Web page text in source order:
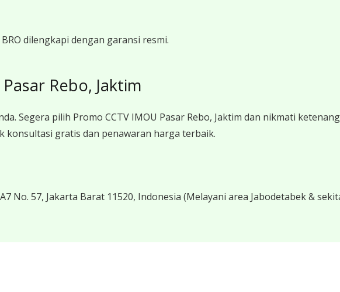
dilengkapi dengan garansi resmi.
Rebo, Jaktim
Segera pilih Promo CCTV IMOU Pasar Rebo, Jaktim dan nikmati
konsultasi gratis dan penawaran harga terbaik.
No. 57, Jakarta Barat 11520, Indonesia (Melayani area Jabodetabek &